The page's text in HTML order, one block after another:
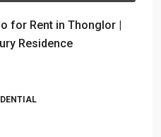
for Rent in Thonglor |
Residence